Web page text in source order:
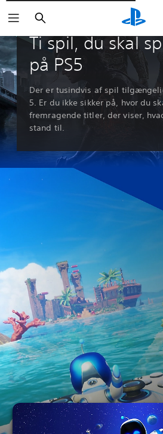
Søg
Guider og artikler
Ti spil, du skal
på PS5
Der er tusindvis af spil
5. Er du ikke sikker på, hvor du
fremragende titler, der viser,
stand til.